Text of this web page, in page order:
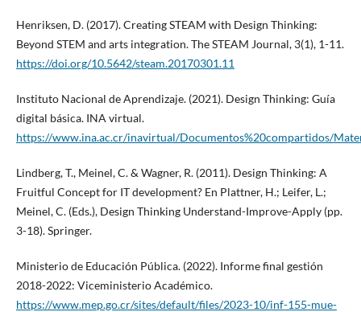
Henriksen, D. (2017). Creating STEAM with Design Thinking:
Beyond STEM and arts integration. The STEAM Journal, 3(1), 1-11.
https://doi.org/10.5642/steam.20170301.11
Instituto Nacional de Aprendizaje. (2021). Design Thinking: Guía
digital básica. INA virtual.
https://www.ina.ac.cr/inavirtual/Documentos%20compartidos/
Lindberg, T., Meinel, C. & Wagner, R. (2011). Design Thinking: A
Fruitful Concept for IT development? En Plattner, H.; Leifer, L.;
Meinel, C. (Eds.), Design Thinking Understand-Improve-Apply (pp.
3-18). Springer.
Ministerio de Educación Pública. (2022). Informe final gestión
2018-2022: Viceministerio Académico.
https://www.mep.go.cr/sites/default/files/2023-10/inf-155-mue-